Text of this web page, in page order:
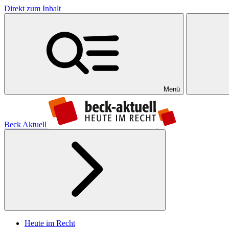
Direkt zum Inhalt
Menü
Beck Aktuell
Heute im Recht